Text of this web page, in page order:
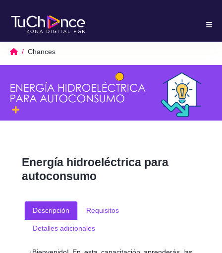
Chances
Energía hidroeléctrica para
autoconsumo
Descripción Requisitos
Detalles adicionales